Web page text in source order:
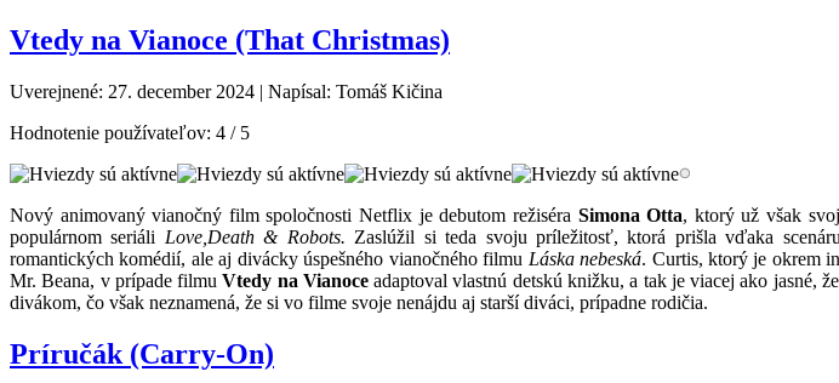
Vtedy na Vianoce (That Christmas)
Uverejnené: 27. december 2024 | Napísal: Tomáš Kičina
Hodnotenie používateľov: 4 / 5
Nový animovaný vianočný film spoločnosti Netflix je debutom režiséra Simona Otta, ktorý už však
populárnom seriáli Love, Death & Robots. Zaslúžil si teda svoju príležitosť, ktorá prišla vďaka
romantických komédií, ale aj divácky úspešného vianočného filmu Láska nebeská. Curtis, ktorý je okrem
Mr. Beana, v prípade filmuVtedy na Vianoceadaptoval vlastnú detskú knižku, a tak je viacej ako jasné,
divákom, čo však neznamená, že si vo filme svoje nenájdu aj starší diváci, prípadne rodičia.
Príručák (Carry-On)